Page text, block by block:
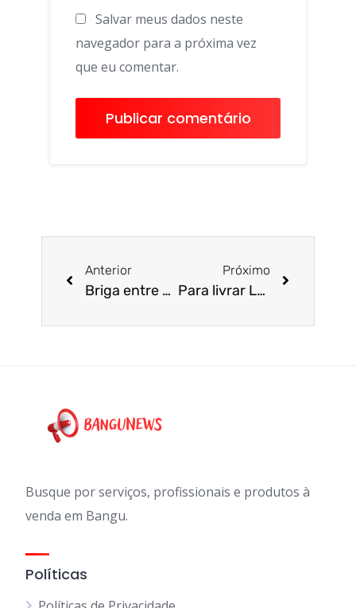
Salvar meus dados neste
navegador para a próxima vez
que eu comentar.
Anterior
Briga entre Vizinhos Acaba em Morte em Paciência
Próximo
Para livrar Lula de multa, advogados usam “fracasso de ato” como argumento
Busque por serviços, profissionais e produtos à
venda em Bangu.
Políticas